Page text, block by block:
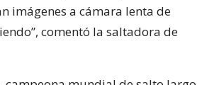
imágenes a cámara lenta de
comentó la saltadora de